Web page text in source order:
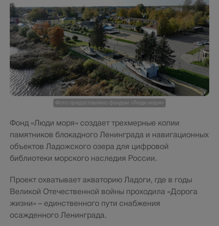
Фото предоставлено фондом «Люди моря»
Фонд «Люди моря» создает трехмерные копии
памятников блокадного Ленинграда и навигационных
объектов Ладожского озера для цифровой
библиотеки морского наследия России.
Проект охватывает акваторию Ладоги, где в годы
Великой Отечественной войны проходила «Дорога
жизни» – единственного пути снабжения
осажденного Ленинграда.